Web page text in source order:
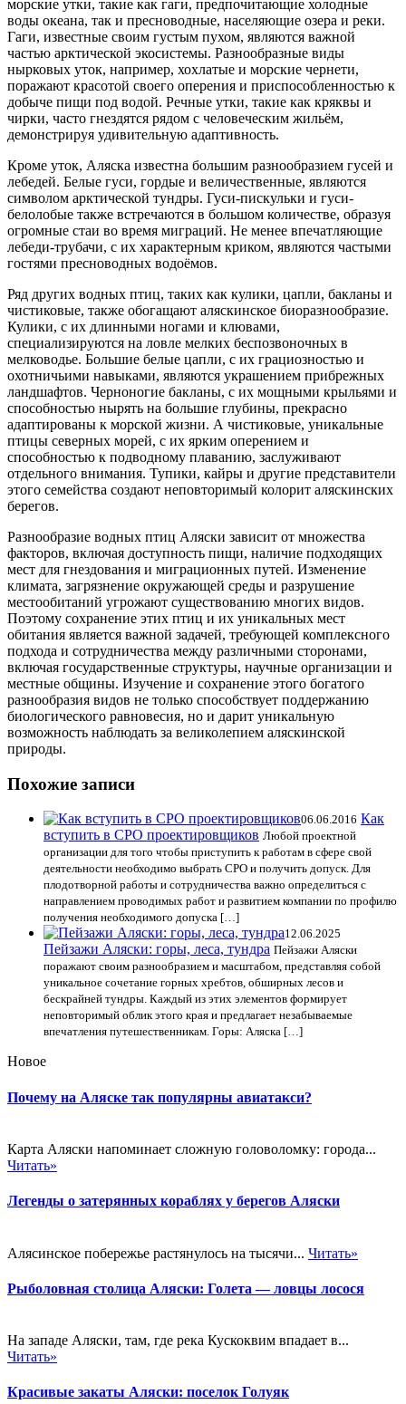
морские утки, такие как гаги, предпочитающие холодные
воды океана, так и пресноводные, населяющие озера и реки.
Гаги, известные своим густым пухом, являются важной
частью арктической экосистемы. Разнообразные виды
нырковых уток, например, хохлатые и морские чернети,
поражают красотой своего оперения и приспособленностью к
добыче пищи под водой. Речные утки, такие как кряквы и
чирки, часто гнездятся рядом с человеческим жильём,
демонстрируя удивительную адаптивность.
Кроме уток, Аляска известна большим разнообразием гусей и
лебедей. Белые гуси, гордые и величественные, являются
символом арктической тундры. Гуси-пискульки и гуси-
белолобые также встречаются в большом количестве, образуя
огромные стаи во время миграций. Не менее впечатляющие
лебеди-трубачи, с их характерным криком, являются частыми
гостями пресноводных водоёмов.
Ряд других водных птиц, таких как кулики, цапли, бакланы и
чистиковые, также обогащают аляскинское биоразнообразие.
Кулики, с их длинными ногами и клювами,
специализируются на ловле мелких беспозвоночных в
мелководье. Большие белые цапли, с их грациозностью и
охотничьими навыками, являются украшением прибрежных
ландшафтов. Черноногие бакланы, с их мощными крыльями и
способностью нырять на большие глубины, прекрасно
адаптированы к морской жизни. А чистиковые, уникальные
птицы северных морей, с их ярким оперением и
способностью к подводному плаванию, заслуживают
отдельного внимания. Тупики, кайры и другие представители
этого семейства создают неповторимый колорит аляскинских
берегов.
Разнообразие водных птиц Аляски зависит от множества
факторов, включая доступность пищи, наличие подходящих
мест для гнездования и миграционных путей. Изменение
климата, загрязнение окружающей среды и разрушение
местообитаний угрожают существованию многих видов.
Поэтому сохранение этих птиц и их уникальных мест
обитания является важной задачей, требующей комплексного
подхода и сотрудничества между различными сторонами,
включая государственные структуры, научные организации и
местные общины. Изучение и сохранение этого богатого
разнообразия видов не только способствует поддержанию
биологического равновесия, но и дарит уникальную
возможность наблюдать за великолепием аляскинской
природы.
Похожие записи
06.06.2016 Как
вступить в СРО проектировщиков Любой проектной
организации для того чтобы приступить к работам в сфере свой
деятельности необходимо выбрать СРО и получить допуск. Для
плодотворной работы и сотрудничества важно определиться с
направлением проводимых работ и развитием компании по профилю
получения необходимого допуска […]
12.06.2025
Пейзажи Аляски: горы, леса, тундра Пейзажи Аляски
поражают своим разнообразием и масштабом, представляя собой
уникальное сочетание горных хребтов, обширных лесов и
бескрайней тундры. Каждый из этих элементов формирует
неповторимый облик этого края и предлагает незабываемые
впечатления путешественникам. Горы: Аляска […]
Новое
Почему на Аляске так популярны авиатакси?
Карта Аляски напоминает сложную головоломку: города...
Читать»
Легенды о затерянных кораблях у берегов Аляски
Алясинское побережье растянулось на тысячи... Читать»
Рыболовная столица Аляски: Голета — ловцы лосося
На западе Аляски, там, где река Кускоквим впадает в...
Читать»
Красивые закаты Аляски: поселок Голуяк